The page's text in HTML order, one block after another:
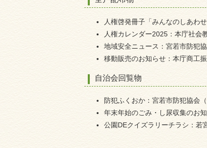
人権啓発冊子「みんなのしあわ
人権カレンダー2025：本庁社会
地域安全ニュース：宮若市防犯
移動販売のお知らせ：本庁商工
自治会回覧物
防犯ふくおか：宮若市防犯協会
年末年始のごみ・し尿収集のお
公園DEクイズラリーチラシ：若